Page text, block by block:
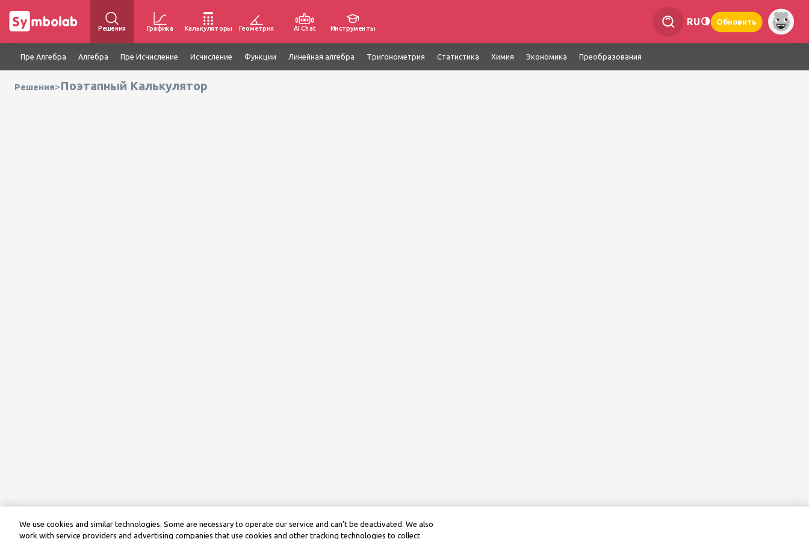
Решения Графика Калькуляторы Геометрия AI Chat Инструменты
RU Обновить
Пре Алгебра Алгебра Пре Исчисление Исчисление Функции Линейная алгебра Тригонометрия Статистика Химия Экономика Преобразования
Решения>Поэтапный Калькулятор
We use cookies and similar technologies. Some are necessary to operate our service and can’t be deactivated. We also
work with service providers and advertising companies that use cookies and other tracking technologies to collect